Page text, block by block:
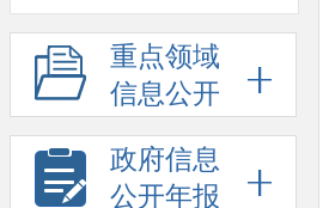
重点领域
信息公开
政府信息
公开年报